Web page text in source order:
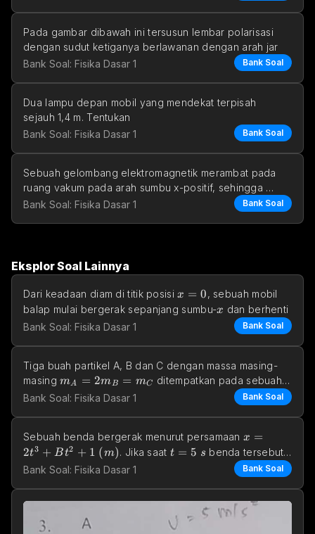
Pada gambar dibawah ini tersusun lembar polarisasi
dengan sudut ketiganya berlawanan dengan arah jar
Bank Soal: Fisika Dasar 1
Bank Soal
Dua lampu depan mobil yang mendekat terpisah
sejauh 1,4 m. Tentukan
jarak maksimum seh
Bank Soal: Fisika Dasar 1 Bank Soal
Sebuah gelombang elektromagnetik merambat pada
ruang vakum pada arah sumbu x-positif, sehingga
Ex = Ey = 0 dan
Bank Soal: Fisika Dasar 1 Bank Soal
Eksplor Soal Lainnya
Dari keadaan diam di titik posisi x=0
x = 0, sebuah mobil
balap mulai bergerak sepanjang sumbu-x
x
Bank Soal: Fisika Dasar 1
Bank Soal
Tiga buah partikel A, B dan C dengan massa masing-
masing m_A=2m_B=m_C
mA = 2mB = mC
ditempatkan pada sebuah
bidang horizontal
Bank Soal: Fisika Dasar 1 Bank Soal
Sebuah benda bergerak menurut persamaan x=2t^3 +
x =
2t3 + Bt2 + 1 (m). Jika saat t=5\space s
t = 5 s benda tersebut
bergerak dengan kecepatan
v=180 \space m/s
, bera
Bank Soal: Fisika Dasar 1 Bank Soal